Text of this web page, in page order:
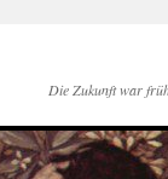
Die Zukunft war